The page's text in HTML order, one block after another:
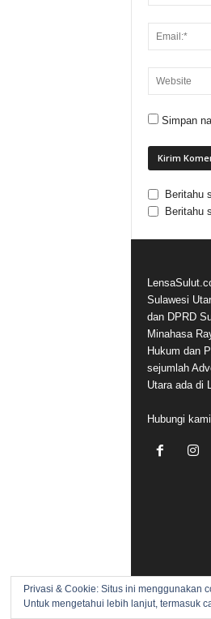
Simpan
Beritahu
Beritahu
Sulawesi
dan DPRD
Minahasa
Hukum dan
sejumlah
Utara ada di
Hubungi
© 2017
Privasi & Cookie: Situs ini menggunakan
Untuk mengetahui lebih lanjut, termasuk